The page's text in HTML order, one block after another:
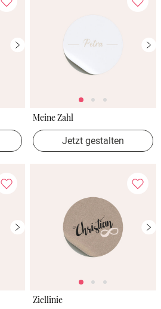
Meine Zahl
Jetzt gestalten
Ziellinie